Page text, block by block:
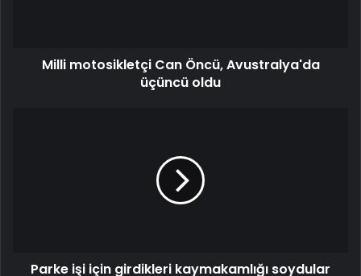
Milli motosikletçi Can Öncü, Avustralya'da
üçüncü oldu
Parke işi için girdikleri kaymakamlığı soydular